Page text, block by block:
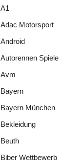
A1
Adac Motorsport
Android
Autorennen Spiele
Avm
Bayern
Bayern München
Bekleidung
Beuth
Biber Wettbewerb